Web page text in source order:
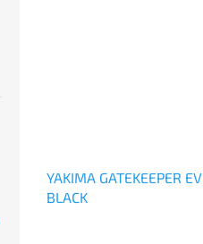
YAKIMA GATEKEEPER
BLACK